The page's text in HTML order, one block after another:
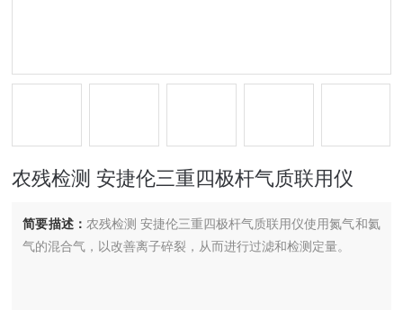
农残检测 安捷伦三重四极杆气质联用仪
简要描述： 农残检测 安捷伦三重四极杆气质联用仪使用氮气和氦
气的混合气，以改善离子碎裂，从而进行过滤和检测定量。